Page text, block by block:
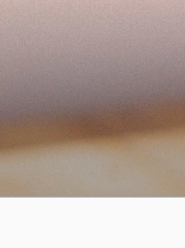
へ